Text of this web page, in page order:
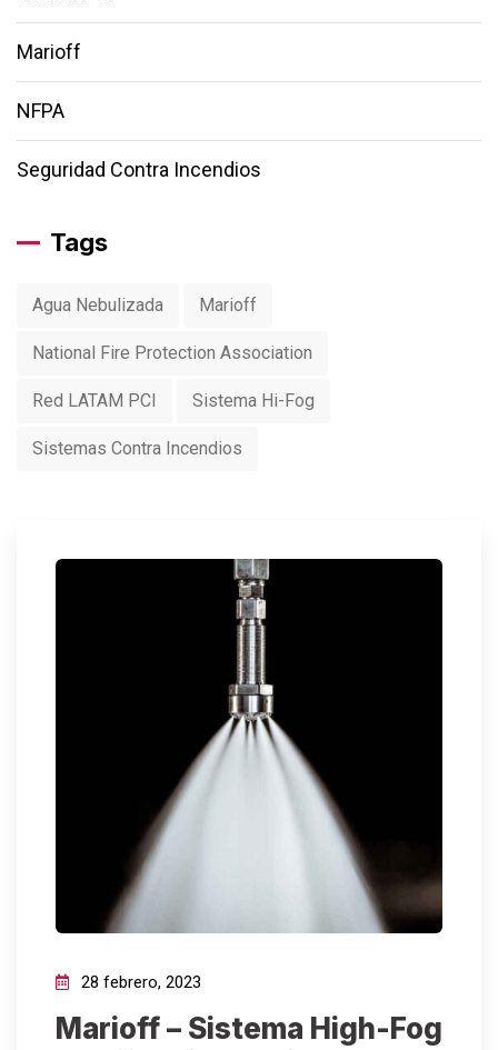
Marioff
NFPA
Seguridad Contra Incendios
Tags
Agua Nebulizada Marioff
National Fire Protection Association
Red LATAM PCI Sistema Hi-Fog
Sistemas Contra Incendios
28 febrero, 2023
Marioff – Sistema High-Fog